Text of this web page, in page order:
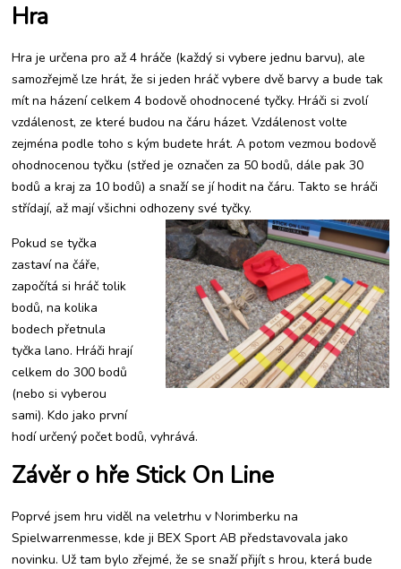
Hra
Hra je určena pro až 4 hráče (každý si vybere jednu barvu), ale
samozřejmě lze hrát, že si jeden hráč vybere dvě barvy a bude tak
mít na házení celkem 4 bodově ohodnocené tyčky. Hráči si zvolí
vzdálenost, ze které budou na čáru házet. Vzdálenost volte
zejména podle toho s kým budete hrát. A potom vezmou bodově
ohodnocenou tyčku (střed je označen za 50 bodů, dále pak 30
bodů a kraj za 10 bodů) a snaží se jí hodit na čáru. Takto se hráči
střídají, až mají všichni odhozeny své tyčky.
Pokud se tyčka
zastaví na čáře,
započítá si hráč tolik
bodů, na kolika
bodech přetnula
tyčka lano. Hráči hrají
celkem do 300 bodů
(nebo si vyberou
sami). Kdo jako první
hodí určený počet bodů, vyhrává.
Závěr o hře Stick On Line
Poprvé jsem hru viděl na veletrhu v Norimberku na
Spielwarrenmesse, kde ji BEX Sport AB představovala jako
novinku. Už tam bylo zřejmé, že se snaží přijít s hrou, která bude